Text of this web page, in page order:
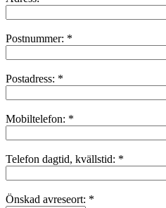
Postnummer: *
Postadress: *
Mobiltelefon: *
Telefon dagtid, kvällstid: *
Önskad avreseort: *